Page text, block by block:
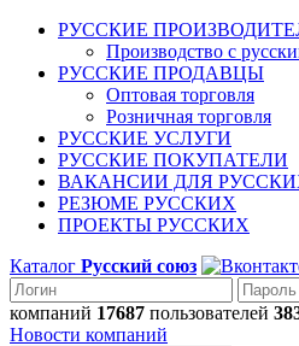
РУССКИЕ
Производство с
РУССКИЕ ПРОДАВЦЫ
Оптовая торговля
Розничная торговля
РУССКИЕ УСЛУГИ
РУССКИЕ ПОКУПАТЕЛИ
ВАКАНСИИ ДЛЯ
РЕЗЮМЕ РУССКИХ
ПРОЕКТЫ РУССКИХ
Каталог Русский союз
компаний 17687 пользователей
Новости компаний